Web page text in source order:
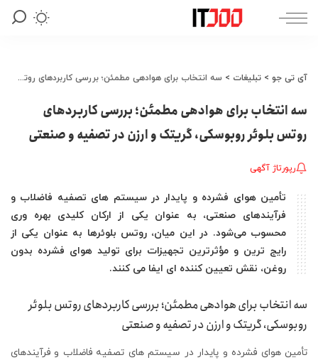
آی تی جو > تبلیغات > سه انتخاب برای هوادهی مطمئن؛ بررسی کاربردهای روتس بلوئر روبوسکی، گریتک و ارزن در تصفیه و صنعتی
سه انتخاب برای هوادهی مطمئن؛ بررسی کاربردهای
روتس بلوئر روبوسکی، گریتک و ارزن در تصفیه و صنعتی
رپورتاژ آگهی
تأمین هوای فشرده و پایدار در سیستم‌ های تصفیه فاضلاب و
فرآیندهای صنعتی، به عنوان یکی از ارکان کلیدی بهره‌ وری
محسوب می‌شود. در این میان، روتس بلوئرها به‌ عنوان یکی از
رایج‌ ترین و مؤثرترین تجهیزات برای تولید هوای فشرده بدون
روغن، نقش تعیین‌ کننده‌ ای ایفا می‌ کنند.
سه انتخاب برای هوادهی مطمئن؛ بررسی کاربردهای روتس بلوئر
روبوسکی، گریتک و ارزن در تصفیه و صنعتی
تأمین هوای فشرده و پایدار در سیستم‌ های تصفیه فاضلاب و فرآیندهای